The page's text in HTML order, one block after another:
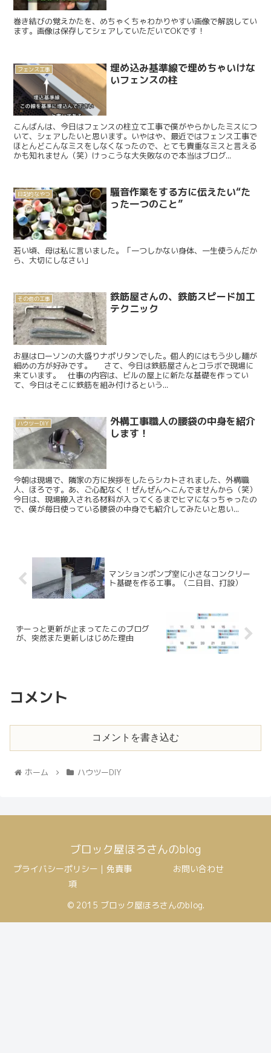
巻き結びの覚えかたを、めちゃくちゃわかりやすい画像で解説してい
ます。画像は保存してシェアしていただいてOKです！
フェンス工事
埋め込み基準線で埋めちゃいけな
いフェンスの柱
こんばんは、今日はフェンスの柱立て工事で僕がやらかしたミスにつ
いて、シェアしたいと思います。いやはや、最近ではフェンス工事で
ほとんどこんなミスをしなくなったので、とても貴重なミスと言える
かも知れません（笑）けっこうな大失敗なので本当はブログ...
日記的なやつ
騒音作業をする方に伝えたい“た
った一つのこと”
若い頃、母は私に言いました。「一つしかない身体、一生使うんだか
ら、大切にしなさい」
その他の工事
鉄筋屋さんの、鉄筋スピード加工
テクニック
お昼はローソンの大盛りナポリタンでした。個人的にはもう少し麺が
細めの方が好みです。 さて、今日は鉄筋屋さんとコラボで現場に
来ています。 仕事の内容は、ビルの屋上に新たな基礎を作ってい
て、今日はそこに鉄筋を組み付けるという...
ハウツーDIY
外構工事職人の腰袋の中身を紹介
します！
今朝は現場で、隣家の方に挨拶をしたらシカトされました、外構職
人、ほろです。あ、ご心配なく！ぜんぜんへこんでませんから（笑）
今日は、現場搬入される材料が入ってくるまでヒマになっちゃったの
で、僕が毎日使っている腰袋の中身でも紹介してみたいと思い...
マンションポンプ室に小さなコンクリー
ト基礎を作る工事。（二日目、打設）
ずーっと更新が止まってたこのブログ
が、突然また更新しはじめた理由
コメント
コメントを書き込む
ホーム ハウツーDIY
ブロック屋ほろさんのblog
プライバシーポリシー｜免責事
項
お問い合わせ
© 2015 ブロック屋ほろさんのblog.